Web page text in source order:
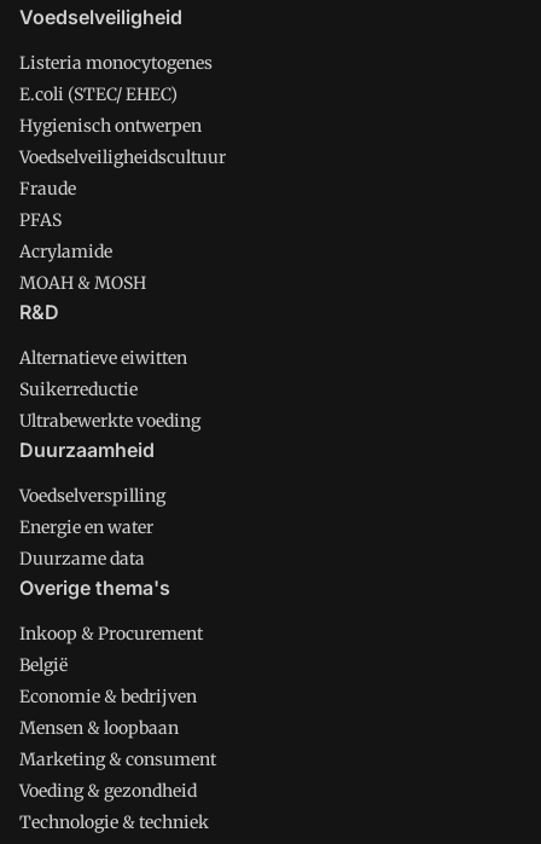
Voedselveiligheid
Listeria monocytogenes
E.coli (STEC/ EHEC)
Hygienisch ontwerpen
Voedselveiligheidscultuur
Fraude
PFAS
Acrylamide
MOAH & MOSH
R&D
Alternatieve eiwitten
Suikerreductie
Ultrabewerkte voeding
Duurzaamheid
Voedselverspilling
Energie en water
Duurzame data
Overige thema's
Inkoop & Procurement
België
Economie & bedrijven
Mensen & loopbaan
Marketing & consument
Voeding & gezondheid
Technologie & techniek